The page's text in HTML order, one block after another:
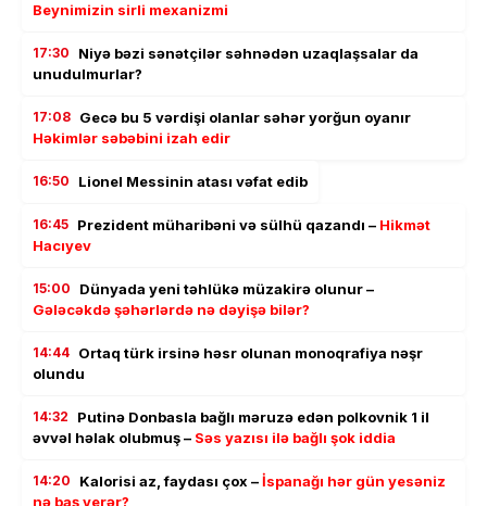
Beynimizin sirli mexanizmi
17:30
Niyə bəzi sənətçilər səhnədən uzaqlaşsalar da
unudulmurlar?
17:08 Gecə bu 5 vərdişi olanlar səhər yorğun oyanır
Həkimlər səbəbini izah edir
16:50 Lionel Messinin atası vəfat edib
16:45 Prezident müharibəni və sülhü qazandı – Hikmət
Hacıyev
15:00
Dünyada yeni təhlükə müzakirə olunur –
Gələcəkdə şəhərlərdə nə dəyişə bilər?
14:44 Ortaq türk irsinə həsr olunan monoqrafiya nəşr
olundu
14:32
Putinə Donbasla bağlı məruzə edən polkovnik 1 il
əvvəl həlak olubmuş – Səs yazısı ilə bağlı şok iddia
14:20 Kalorisi az, faydası çox –İspanağı hər gün yesəniz
nə baş verər?